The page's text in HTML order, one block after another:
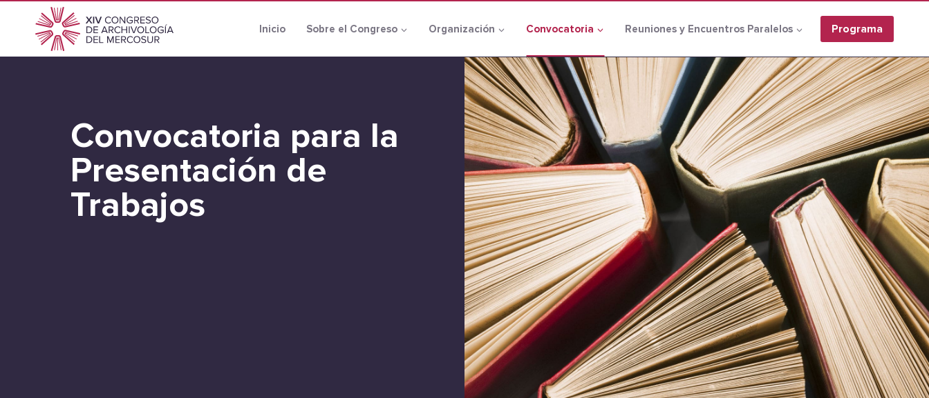
Inicio Sobre el Congreso Organización Convocatoria Reuniones y Encuentros Paralelos Programa
Convocatoria para la
Presentación de
Trabajos